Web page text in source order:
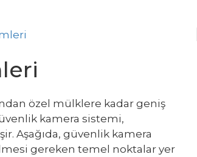
özel mülklere kadar geniş
kamera sistemi,
Aşağıda, güvenlik kamera
gereken temel noktalar yer